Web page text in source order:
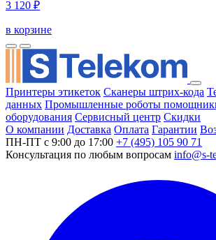
3 120 ₽
в корзине
Принтеры этикеток Сканеры штрих-кода
данных Промышленные роботы
оборудования Сервисный центр Скидки
О компании Доставка Оплата Гарантии
ПН-ПТ с 9:00 до 17:00 +7 (495) 105 90 71
Консультация по любым вопросам info@s-